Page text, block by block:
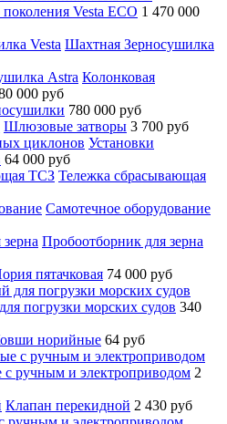
Vesta ECO 1 470 000
Шахтная Зерносушилка
Колонковая
000 руб
780 000 руб
Шлюзовые затворы 3 700 руб
Установки
64 000 руб
Тележка сбрасывающая
Самотечное оборудование
Пробоотборник для зерна
пятачковая 74 000 руб
погрузки морских судов 340
норийные 64 руб
ручным и электроприводом 2
Клапан перекидной 2 430 руб